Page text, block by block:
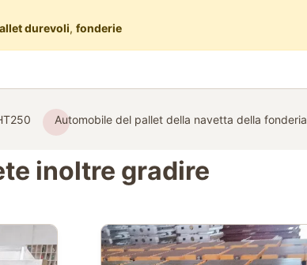
durevoli, fonderie
Automobile del pallet della navetta della fonderia
inoltre gradire